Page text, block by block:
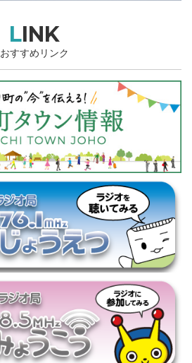
LINK
おすすめリンク